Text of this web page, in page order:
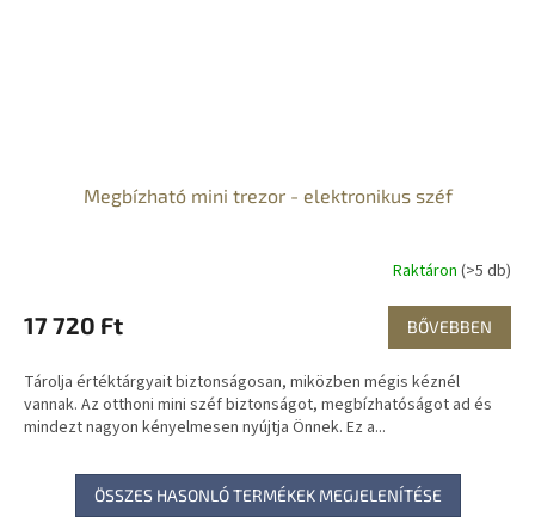
Megbízható mini trezor - elektronikus széf
Raktáron (>5 db)
17 720 Ft BŐVEBBEN
Tárolja értéktárgyait biztonságosan, miközben mégis kéznél
vannak. Az otthoni mini széf biztonságot, megbízhatóságot ad és
mindezt nagyon kényelmesen nyújtja Önnek. Ez a...
ÖSSZES HASONLÓ TERMÉKEK MEGJELENÍTÉSE